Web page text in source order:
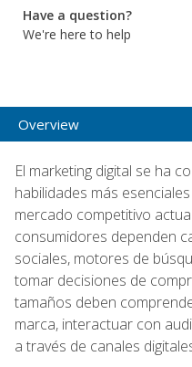
Have a question?
We're here to help
Overview
El marketing digital se ha
habilidades más
mercado competitivo
consumidores dependen
sociales, motores de
tomar decisiones de
tamaños deben
marca, interactuar con
a través de canales